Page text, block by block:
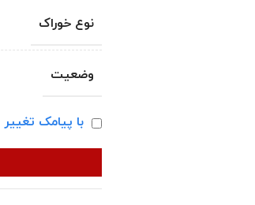
نوع خوراک
وضعیت
با پیامک